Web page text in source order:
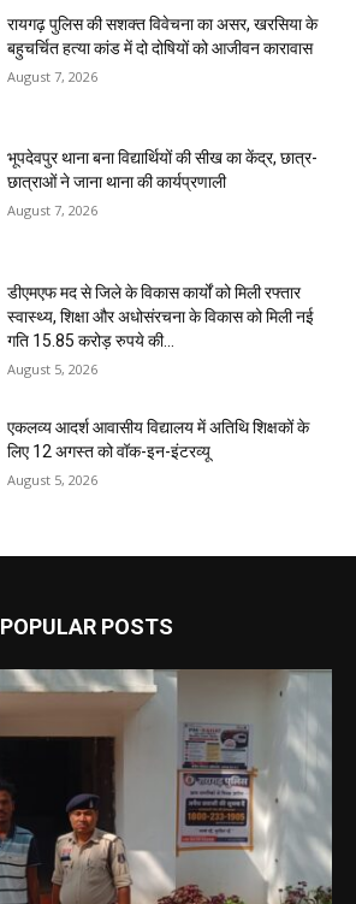
रायगढ़ पुलिस की सशक्त विवेचना का असर, खरसिया के
बहुचर्चित हत्या कांड में दो दोषियों को आजीवन कारावास
August 7, 2026
भूपदेवपुर थाना बना विद्यार्थियों की सीख का केंद्र, छात्र-
छात्राओं ने जाना थाना की कार्यप्रणाली
August 7, 2026
डीएमएफ मद से जिले के विकास कार्यों को मिली रफ्तार
स्वास्थ्य, शिक्षा और अधोसंरचना के विकास को मिली नई
गति 15.85 करोड़ रुपये की...
August 5, 2026
एकलव्य आदर्श आवासीय विद्यालय में अतिथि शिक्षकों के
लिए 12 अगस्त को वॉक-इन-इंटरव्यू
August 5, 2026
POPULAR POSTS